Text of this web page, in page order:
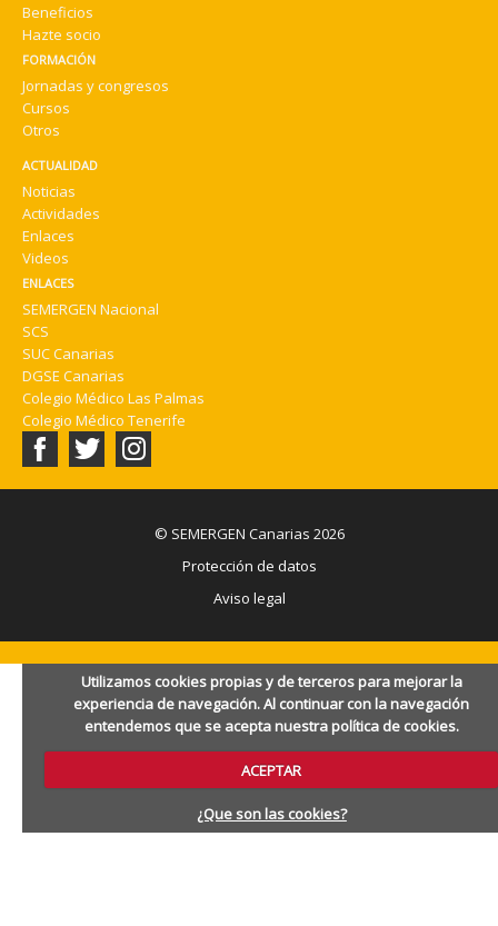
Beneficios
Hazte socio
FORMACIÓN
Jornadas y congresos
Cursos
Otros
ACTUALIDAD
Noticias
Actividades
Enlaces
Videos
ENLACES
SEMERGEN Nacional
SCS
SUC Canarias
DGSE Canarias
Colegio Médico Las Palmas
Colegio Médico Tenerife
© SEMERGEN Canarias 2026
Protección de datos
Aviso legal
Utilizamos cookies propias y de terceros para mejorar la
experiencia de navegación. Al continuar con la navegación
entendemos que se acepta nuestra política de cookies.
ACEPTAR
¿Que son las cookies?